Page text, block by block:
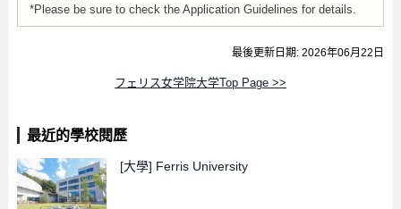
*Please be sure to check the Application Guidelines for details.
最後更新日期: 2026年06月22日
フェリス女学院大学Top Page >>
最近的學校閱歷
[大學] Ferris University